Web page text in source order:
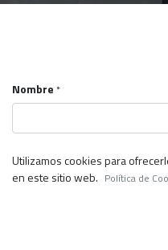
Nombre *
Empresa
Utilizamos cookies para
en este sitio web. Política de